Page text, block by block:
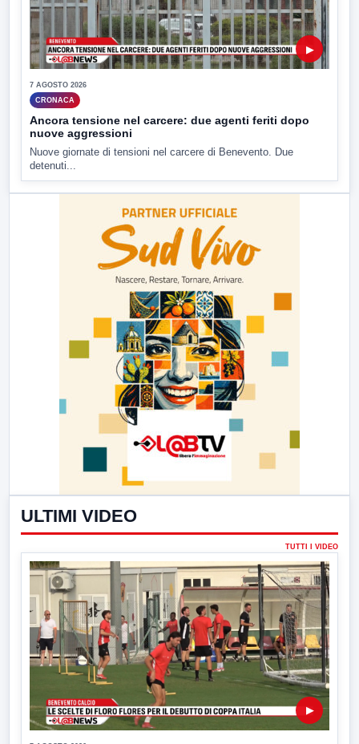
▶
7 AGOSTO 2026
CRONACA
Ancora tensione nel carcere: due agenti feriti dopo
nuove aggressioni
Nuove giornate di tensioni nel carcere di Benevento. Due
detenuti...
ULTIMI VIDEO
TUTTI I VIDEO
▶